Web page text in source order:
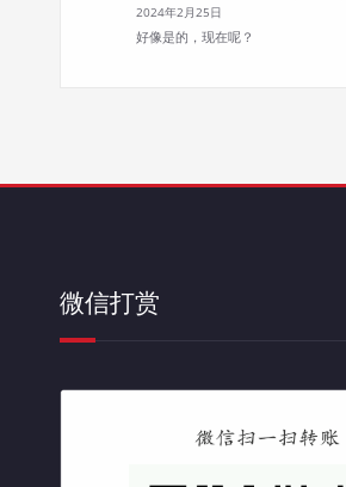
2024年2月25日
好像是的，现在呢？
微信打赏